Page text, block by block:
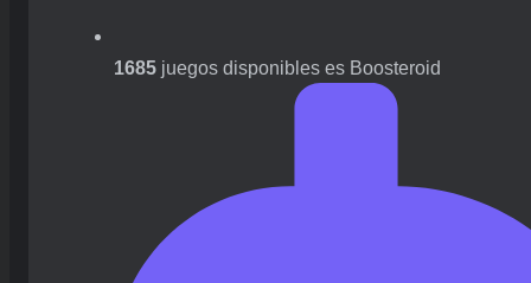
1685 juegos disponibles es Boosteroid